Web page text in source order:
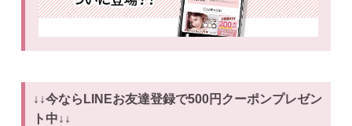
↓↓今ならLINEお友達登録で500円クーポンプレゼン
ト中↓↓